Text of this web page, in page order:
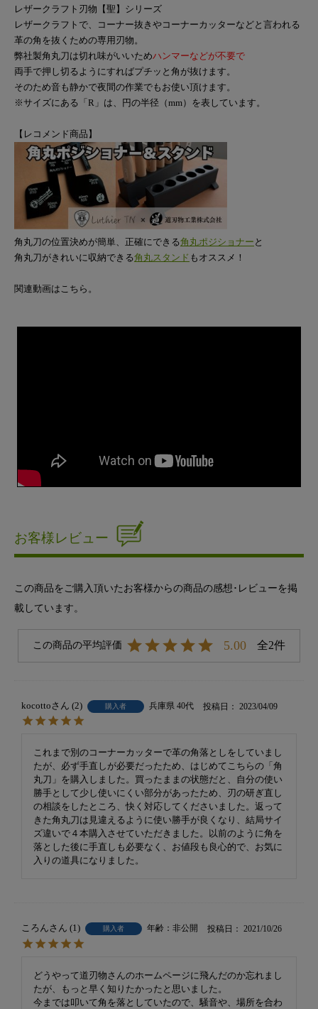
レザークラフト刃物【聖】シリーズ
レザークラフトで、コーナー抜きやコーナーカッターなどと言われる
革の角を抜くための専用刃物。
弊社製角丸刀は切れ味がいいためハンマーなどが不要で
両手で押し切るようにすればプチッと角が抜けます。
そのため音も静かで夜間の作業でもお使い頂けます。
※サイズにある「R」は、円の半径（mm）を表しています。
【レコメンド商品】
角丸刀の位置決めが簡単、正確にできる角丸ポジショナー と
角丸刀がきれいに収納できる角丸スタンド もオススメ！
関連動画はこちら。
お客様レビュー
この商品をご購入頂いたお客様からの商品の感想･レビューを掲
載しています。
5.00 2
kocotto 2 購入者 兵庫県 40代 投稿日 2023/04/09
これまで別のコーナーカッターで革の角落としをしていまし
たが、必ず手直しが必要だったため、はじめてこちらの「角
丸刀」を購入しました。買ったままの状態だと、自分の使い
勝手として少し使いにくい部分があったため、刃の研ぎ直し
の相談をしたところ、快く対応してくださいました。返って
きた角丸刀は見違えるように使い勝手が良くなり、結局サイ
ズ違いで４本購入させていただきました。以前のように角を
落とした後に手直しも必要なく、お値段も良心的で、お気に
入りの道具になりました。
ころん 1 購入者 非公開 投稿日 2021/10/26
どうやって道刃物さんのホームページに飛んだのか忘れまし
たが、もっと早く知りたかったと思いました。
今までは叩いて角を落としていたので、騒音や、場所を合わ